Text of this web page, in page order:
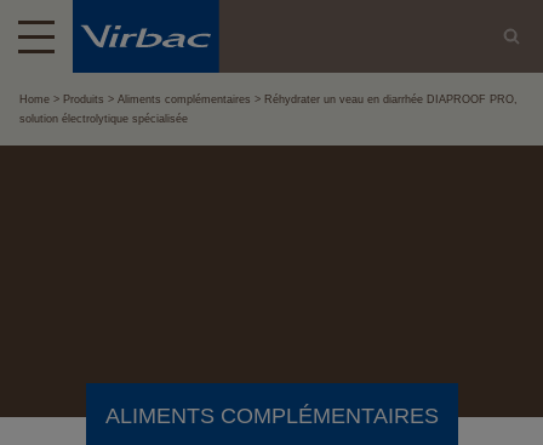
Home Produits Aliments complémentaires
Réhydrater un veau en diarrhée DIAPROOF PRO,
solution électrolytique spécialisée
ALIMENTS COMPLÉMENTAIRES